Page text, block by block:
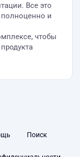
Все это
и
чтобы
Поиск